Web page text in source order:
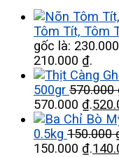
Tôm Tít, Tôm
gốc là:
210.000 ₫.
500gr 570.000
570.000 ₫.
0.5kg 150.000
150.000 ₫.